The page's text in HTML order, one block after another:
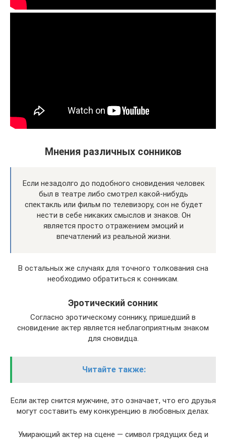
Мнения различных сонников
Если незадолго до подобного сновидения человек
был в театре либо смотрел какой-нибудь
спектакль или фильм по телевизору, сон не будет
нести в себе никаких смыслов и знаков. Он
является просто отражением эмоций и
впечатлений из реальной жизни.
В остальных же случаях для точного толкования сна
необходимо обратиться к сонникам.
Эротический сонник
Согласно эротическому соннику, пришедший в
сновидение актер является неблагоприятным знаком
для сновидца.
Читайте также:
Если актер снится мужчине, это означает, что его друзья
могут составить ему конкуренцию в любовных делах.
Умирающий актер на сцене — символ грядущих бед и